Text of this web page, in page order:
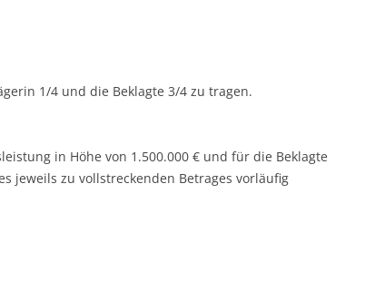
1/4 und die Beklagte 3/4 zu tragen.
in Höhe von 1.500.000 € und für die Beklagte
jeweils zu vollstreckenden Betrages vorläufig